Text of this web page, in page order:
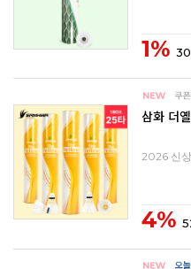
1%
삼화 더
2026 신
4%